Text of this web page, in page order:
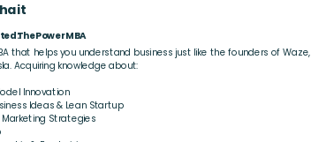
ThePowerMBA
that helps you understand business just like the founders of Waze,
Acquiring knowledge about:
Innovation
Ideas & Lean Startup
Marketing Strategies